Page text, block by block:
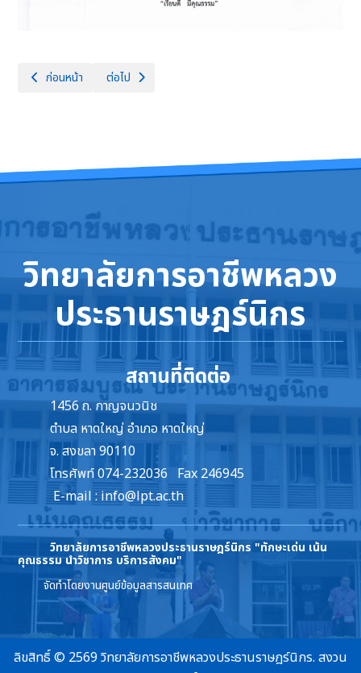
เนื้อหาก่อนหน้า: ประกาศ #เปิดรับสมัครลูกจ้างชั่วคราว จำนวน 3 อัตรา
ก่อนหน้า เนื้อหาถัดไป: รับสมัครบุคคลทั่วไปสอบคัดเลือกเป็นลูกจ้างชั่
ต่อไป
วิทยาลัยการอาชีพหลวง
ประธานราษฎร์นิกร
สถานที่ติดต่อ
1456 ถ. กาญจนวนิช
ตำบล หาดใหญ่ อำเภอ หาดใหญ่
จ. สงขลา 90110
โทรศัพท์ 074-232036 Fax 246945
E-mail : info@lpt.ac.th
วิทยาลัยการอาชีพหลวงประธานราษฎร์นิกร "ทักษะเด่น เน้น
คุณธรรม นำวิชาการ บริการสังคม"
จัดทำโดยงานศูนย์ข้อมูลสารสนเทศ
ลิขสิทธิ์ © 2569 วิทยาลัยการอาชีพหลวงประธานราษฎร์นิกร. สงวน